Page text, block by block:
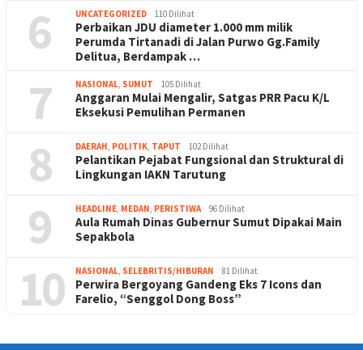
6 UNCATEGORIZED 110 Dilihat
Perbaikan JDU diameter 1.000 mm milik
Perumda Tirtanadi di Jalan Purwo Gg.Family
Delitua, Berdampak …
7 NASIONAL, SUMUT 105 Dilihat
Anggaran Mulai Mengalir, Satgas PRR Pacu K/L
Eksekusi Pemulihan Permanen
8 DAERAH, POLITIK, TAPUT 102 Dilihat
Pelantikan Pejabat Fungsional dan Struktural di
Lingkungan IAKN Tarutung
9 HEADLINE, MEDAN, PERISTIWA 96 Dilihat
Aula Rumah Dinas Gubernur Sumut Dipakai Main
Sepakbola
10 NASIONAL, SELEBRITIS/HIBURAN 81 Dilihat
Perwira Bergoyang Gandeng Eks 7 Icons dan
Farelio, “Senggol Dong Boss”